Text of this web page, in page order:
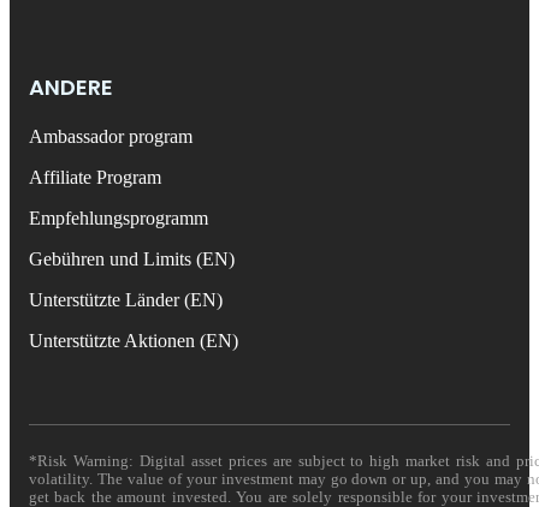
ANDERE
Ambassador program
Affiliate Program
Empfehlungsprogramm
Gebühren und Limits (EN)
Unterstützte Länder (EN)
Unterstützte Aktionen (EN)
*Risk Warning: Digital asset prices are subject to high market risk and
volatility. The value of your investment may go down or up, and you may
get back the amount invested. You are solely responsible for your